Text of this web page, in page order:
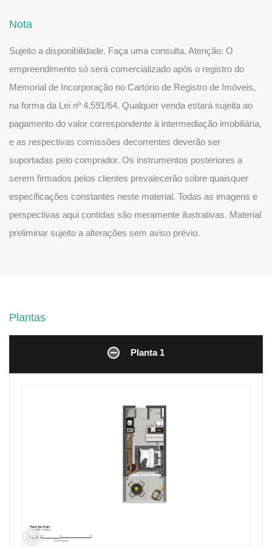
Nota
Sujeito a disponibilidade. Faça uma consulta. Atenção: O
empreendimento só será comercializado após o registro do
Memorial de Incorporação no Cartório de Registro de Imóveis,
na forma da Lei nº 4.591/64. Qualquer venda estará sujeita ao
pagamento do valor correspondente à intermediação imobiliária,
e as respectivas comissões decorrentes deverão ser
suportadas pelo comprador. Os instrumentos posteriores a
serem firmados pelos clientes prevalecerão sobre quaisquer
especificações constantes neste material. Todas as imagens e
perspectivas aqui contidas são meramente ilustrativas. Material
preliminar sujeito a alterações sem aviso prévio.
Plantas
Planta 1